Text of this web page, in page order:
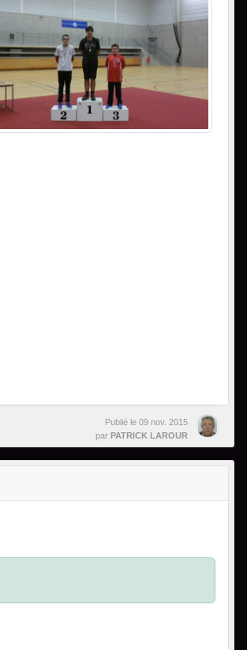
Publié le 09 nov. 2015
par PATRICK LAROUR